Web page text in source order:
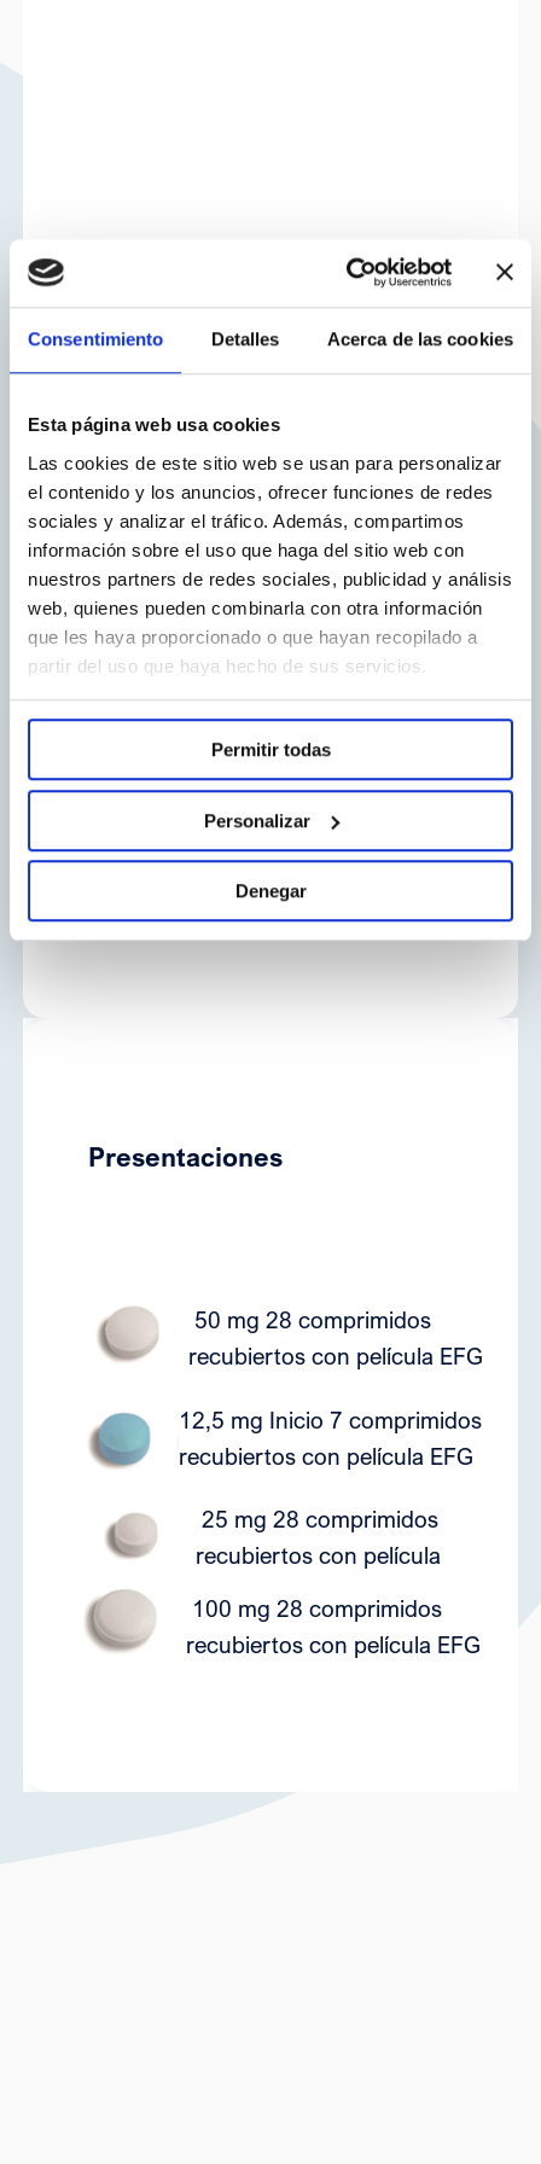
Consentimiento Detalles Acerca de las cookies
Esta página web usa cookies
Las cookies de este sitio web se usan para personalizar
el contenido y los anuncios, ofrecer funciones de redes
sociales y analizar el tráfico. Además, compartimos
información sobre el uso que haga del sitio web con
nuestros partners de redes sociales, publicidad y análisis
web, quienes pueden combinarla con otra información
que les haya proporcionado o que hayan recopilado a
partir del uso que haya hecho de sus servicios.
Permitir todas
Personalizar
Denegar
Losartan NORMON
Losartan
Presentaciones
50 mg 28 comprimidos
recubiertos con película EFG
12,5 mg Inicio 7 comprimidos
recubiertos con película EFG
25 mg 28 comprimidos
recubiertos con película
100 mg 28 comprimidos
recubiertos con película EFG